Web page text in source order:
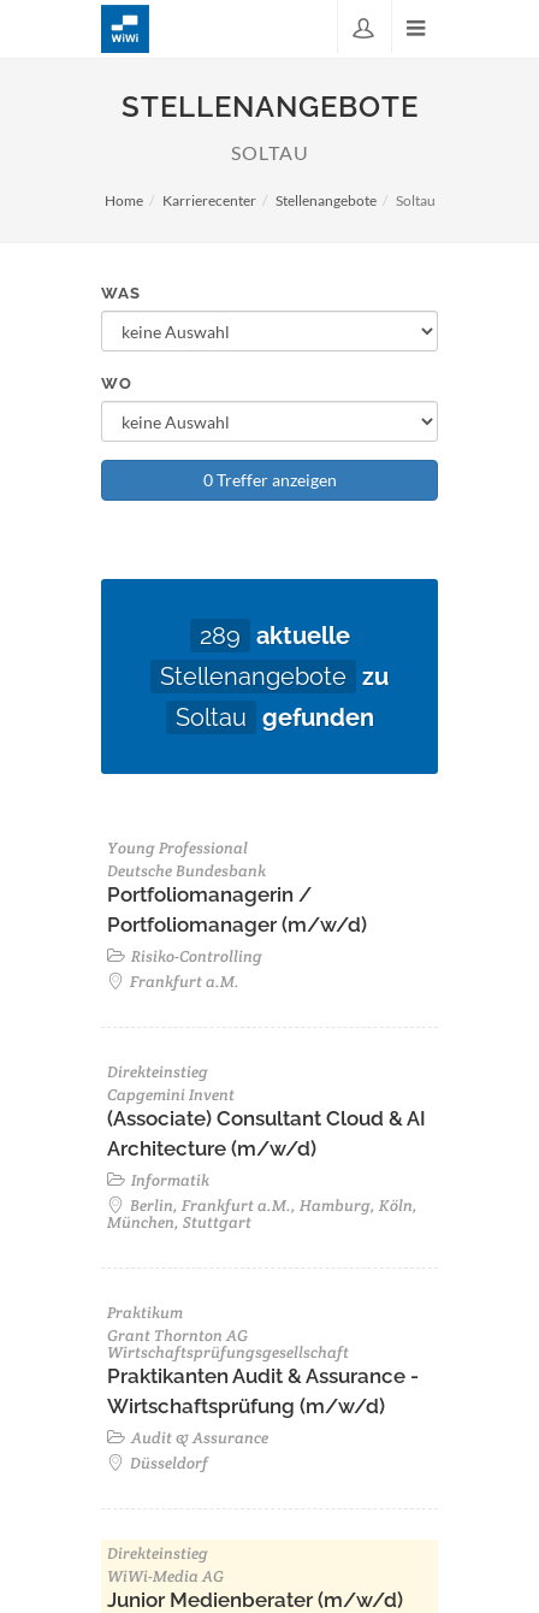
STELLENANGEBOTE
SOLTAU
Home Karrierecenter Stellenangebote Soltau
WAS
WO
0 Treffer anzeigen
289 aktuelle
Stellenangebote zu
Soltau gefunden
Young Professional
Deutsche Bundesbank
Portfoliomanagerin /
Portfoliomanager (m/w/d)
Risiko-Controlling
Frankfurt a.M.
Direkteinstieg
Capgemini Invent
(Associate) Consultant Cloud & AI
Architecture (m/w/d)​ ​
Informatik
Berlin, Frankfurt a.M., Hamburg, Köln,
München, Stuttgart
Praktikum
Grant Thornton AG
Wirtschaftsprüfungsgesellschaft
Praktikanten Audit & Assurance -
Wirtschaftsprüfung (m/w/d)
Audit & Assurance
Düsseldorf
Direkteinstieg
WiWi-Media AG
Junior Medienberater (m/w/d)